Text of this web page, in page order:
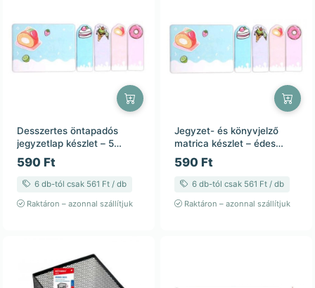
Desszertes öntapadós
jegyzetlap készlet – 5
tömb, 25 lap/tömb
590 Ft
6 db-tól csak 561 Ft / db
Raktáron – azonnal szállítjuk
Jegyzet- és könyvjelző
matrica készlet – édes
desszert mintás, 5 tömb,
25 lap/tömb
590 Ft
6 db-tól csak 561 Ft / db
Raktáron – azonnal szállítjuk